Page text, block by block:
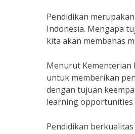
Pendidikan
Indonesia. Mengapa
kita akan membahas
Menurut Kementerian
untuk memberikan
dengan tujuan
learning opportunities
Pendidikan